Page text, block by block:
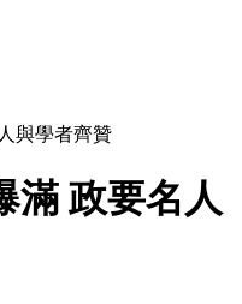
與學者齊贊
滿 政要名人